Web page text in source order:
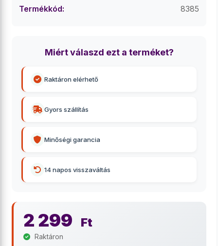
Termékkód: 8385
Miért válaszd ezt a terméket?
Raktáron elérhető
Gyors szállítás
Minőségi garancia
14 napos visszaváltás
2 299 Ft
Raktáron